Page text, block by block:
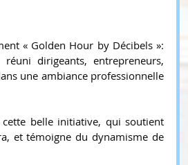
« Golden Hour by Décibels »:
dirigeants, entrepreneurs,
une ambiance professionnelle
belle initiative, qui soutient
et témoigne du dynamisme de